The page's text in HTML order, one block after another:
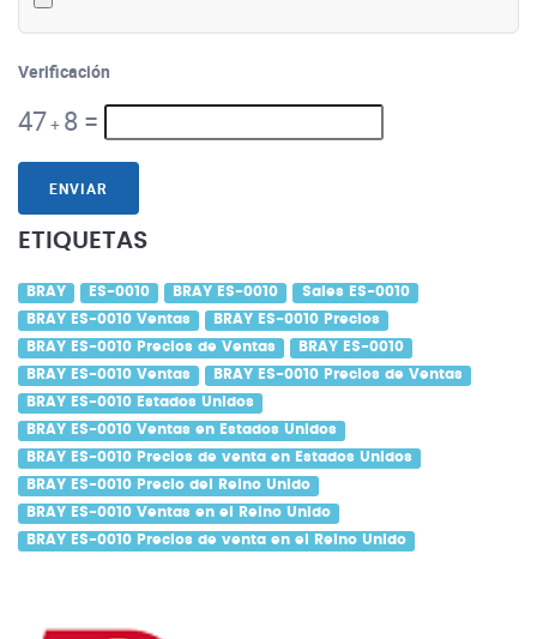
Verificación
47+ 8 =
ENVIAR
ETIQUETAS
BRAY ES-0010 BRAY ES-0010 Sales ES-0010
BRAY ES-0010 Ventas BRAY ES-0010 Precios
BRAY ES-0010 Precios de Ventas BRAY ES-0010
BRAY ES-0010 Ventas BRAY ES-0010 Precios de Ventas
BRAY ES-0010 Estados Unidos
BRAY ES-0010 Ventas en Estados Unidos
BRAY ES-0010 Precios de venta en Estados Unidos
BRAY ES-0010 Precio del Reino Unido
BRAY ES-0010 Ventas en el Reino Unido
BRAY ES-0010 Precios de venta en el Reino Unido